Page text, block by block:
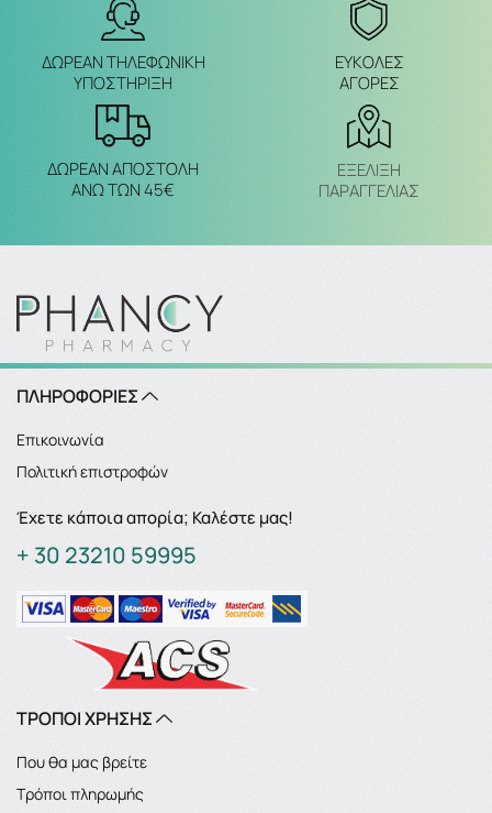
ΔΩΡΕΑΝ ΤΗΛΕΦΩΝΙΚΗ
ΥΠΟΣΤΗΡΙΞΗ
ΕΥΚΟΛΕΣ
ΑΓΟΡΕΣ
ΔΩΡΕΑΝ ΑΠΟΣΤΟΛΗ
ΑΝΩ ΤΩΝ 45€
ΕΞΈΛΙΞΗ
ΠΑΡΑΓΓΕΛΙΑΣ
ΠΛΗΡΟΦΟΡΙΕΣ
Επικοινωνία
Πολιτική επιστροφών
Έχετε κάποια απορία; Καλέστε μας!
+ 30 23210 59995
ΤΡΟΠΟΙ ΧΡΗΣΗΣ
Που θα μας βρείτε
Τρόποι πληρωμής